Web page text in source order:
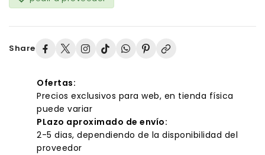
Share
Ofertas:
Precios exclusivos para web, en tienda física
puede variar
PLazo aproximado de envío:
2-5 dias, dependiendo de la disponibilidad del
proveedor